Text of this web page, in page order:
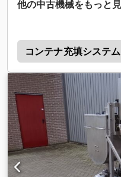
他の中古機械をもっと
コンテナ充填システム